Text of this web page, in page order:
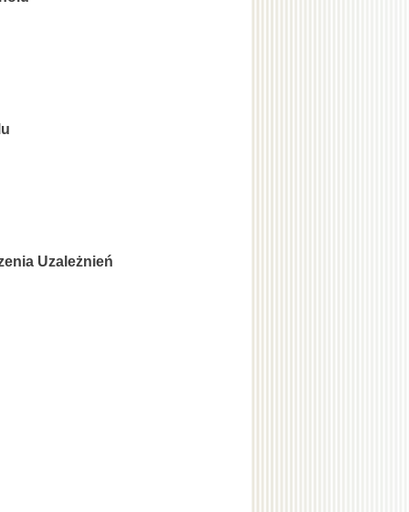
Uzależnień